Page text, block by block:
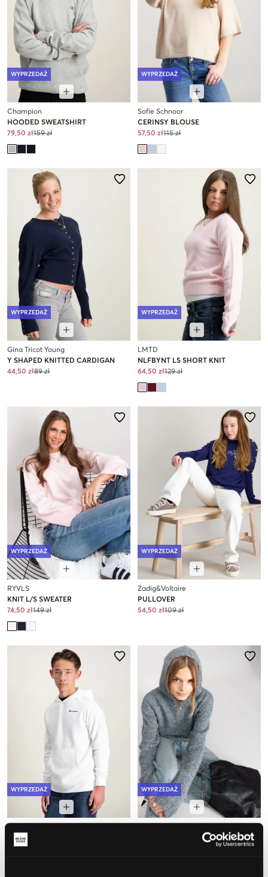
WYPRZEDAŻ
Champion
HOODED SWEATSHIRT
79,50 zł159 zł
WYPRZEDAŻ
Sofie Schnoor
CERINSY BLOUSE
57,50 zł115 zł
WYPRZEDAŻ
Gina Tricot Young
Y SHAPED KNITTED CARDIGAN
44,50 zł89 zł
WYPRZEDAŻ
LMTD
NLFBYNT LS SHORT KNIT
64,50 zł129 zł
WYPRZEDAŻ
RYVLS
KNIT L/S SWEATER
74,50 zł149 zł
WYPRZEDAŻ
Zadig&Voltaire
PULLOVER
54,50 zł109 zł
WYPRZEDAŻ
HOODIE SWEATSHIRT
WYPRZEDAŻ
NLFNULO LS SHORT KNIT W.